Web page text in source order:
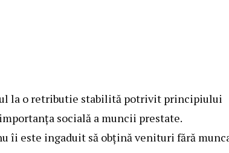
la o retributie stabilită potrivit principiului
socială a muncii prestate.
este ingaduit să obţină venituri fără